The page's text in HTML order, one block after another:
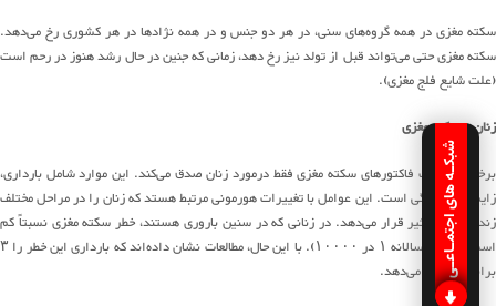
سکته مغزی در همهگروههایسنی، در هر دو جنس و در همه نژادها در هر کشوری رخمیدهد.
سکته مغزی حتیمیتواندقبل از تولد نیز رخ دهد، زمانی که جنین در حال رشد هنوز در رحم است
(علت شایع فلج مغزی).
زنان و سکته مغزی
برخی ازریسک فاکتورهایسکته مغزی فقط درمورد زنان صدقمیکند. این موارد شامل بارداری،
زایمان و یائسگی است. این عوامل با تغییرات هورمونی مرتبطهستدکه زنان را در مراحل مختلف
زندگی تحت تأثیر قرارمیدهد.در زنانی کهدرسنین باروریهستند، خطر سکته مغزی نسبتاً کم
است
با بروز سالانه ۱ در ۱۰۰۰۰). با این حال، مطالعات نشاندادهاندکه بارداری این خطر را ۳
برابر افزایش میدهد. شبکـه های اجتمـاعـی